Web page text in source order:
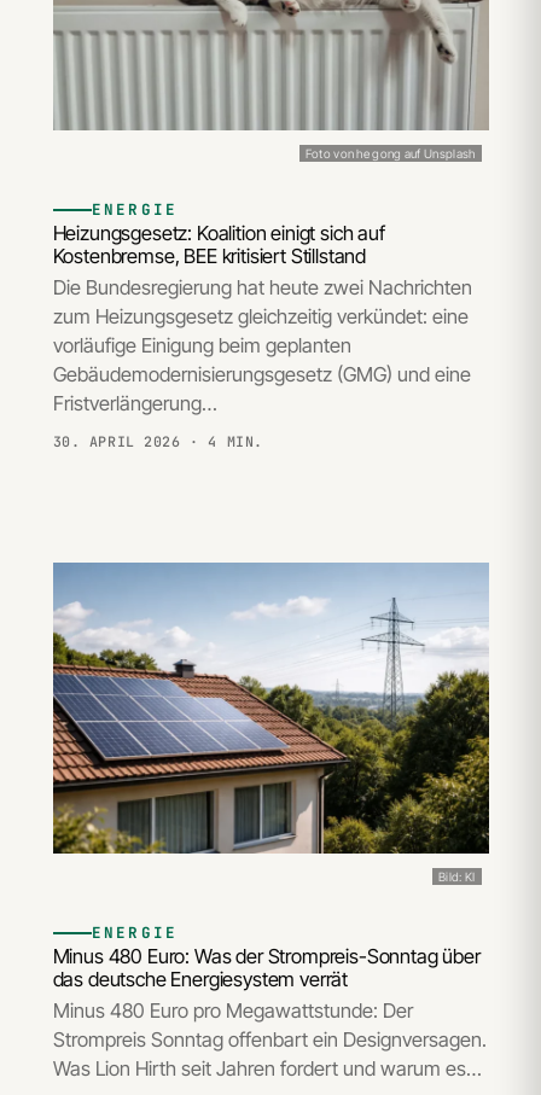
Foto von he gong auf Unsplash
ENERGIE
Heizungsgesetz: Koalition einigt sich auf
Kostenbremse, BEE kritisiert Stillstand
Die Bundesregierung hat heute zwei Nachrichten
zum Heizungsgesetz gleichzeitig verkündet: eine
vorläufige Einigung beim geplanten
Gebäudemodernisierungsgesetz (GMG) und eine
Fristverlängerung…
30. APRIL 2026 · 4 MIN.
Bild: KI
ENERGIE
Minus 480 Euro: Was der Strompreis-Sonntag über
das deutsche Energiesystem verrät
Minus 480 Euro pro Megawattstunde: Der
Strompreis Sonntag offenbart ein Designversagen.
Was Lion Hirth seit Jahren fordert und warum es…